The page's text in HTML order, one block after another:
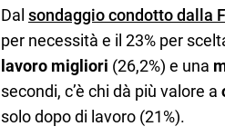
Dal sondaggio condotto dalla
per necessità e il 23% per
lavoro migliori (26,2%) e una
secondi, c’è chi dà più valore a
solo dopo di lavoro (21%).